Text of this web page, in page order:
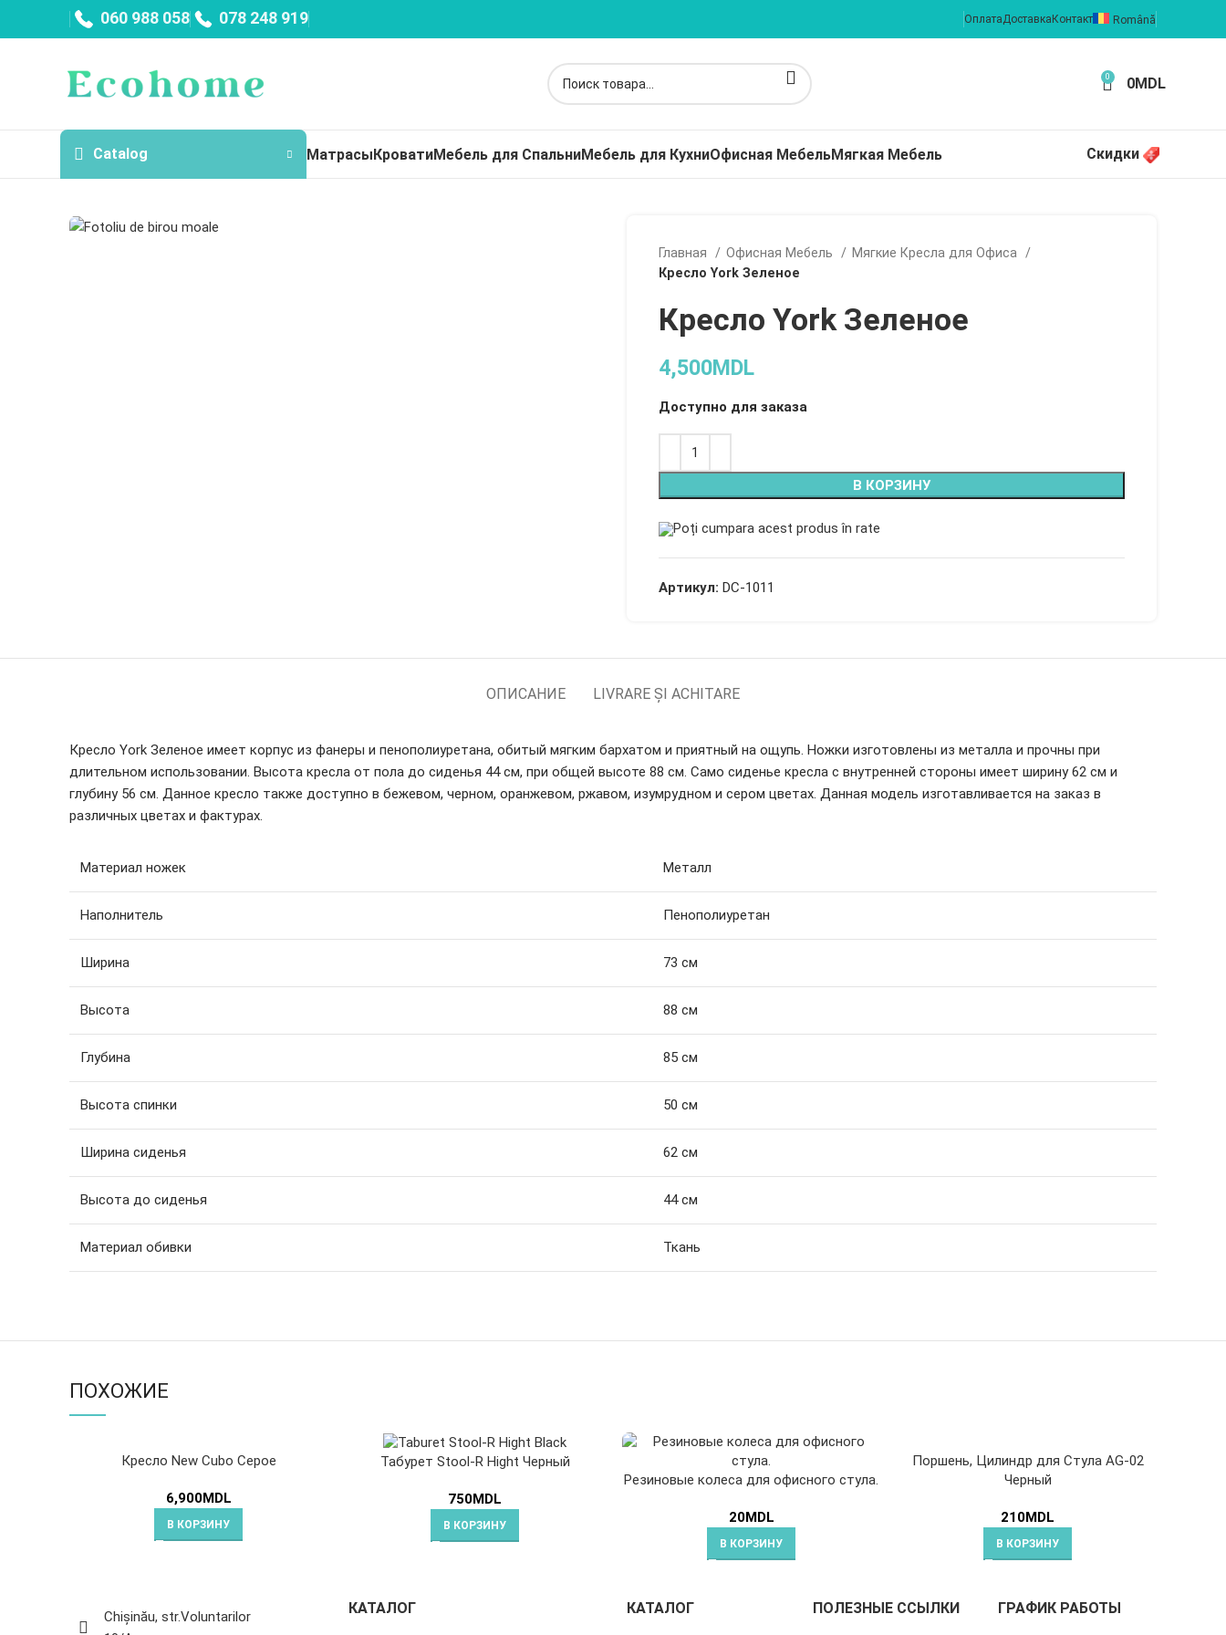
060 988 058 078 248 919 ОплатаДоставка Контакт Română
0 0MDL
Catalog МатрасыКроватиМебель для СпальниМебель для КухниОфисная МебельМягкая Мебель Скидки
Главная Офисная Мебель
Мягкие Кресла для Офиса
Кресло York Зеленое
Кресло York Зеленое
4,500MDL
Доступно для заказа
В КОРЗИНУ
Poți cumpara acest produs în rate
Артикул: DC-1011
ОПИСАНИЕ LIVRARE ȘI ACHITARE
Кресло York Зеленое имеет корпус из фанеры и пенополиуретана, обитый мягким бархатом и приятный на ощупь. Ножки изготовлены из металла и прочны при
длительном использовании. Высота кресла от пола до сиденья 44 см, при общей высоте 88 см. Само сиденье кресла с внутренней стороны имеет ширину 62 см и
глубину 56 см. Данное кресло также доступно в бежевом, черном, оранжевом, ржавом, изумрудном и сером цветах. Данная модель изготавливается на заказ в
различных цветах и ​​фактурах.
Материал ножек Металл
Наполнитель Пенополиуретан
Ширина 73 см
Высота 88 см
Глубина 85 см
Высота спинки 50 см
Ширина сиденья 62 см
Высота до сиденья 44 см
Материал обивки Ткань
ПОХОЖИЕ
Кресло New Cubo Серое
6,900MDL
В КОРЗИНУ
Табурет Stool-R Hight Черный
750MDL
В КОРЗИНУ
Резиновые колеса для офисного стула.
20MDL
В КОРЗИНУ
Поршень, Цилиндр для Стула AG-02
Черный
210MDL
В КОРЗИНУ
Chișinău, str.Voluntarilor
КАТАЛОГ КАТАЛОГ ПОЛЕЗНЫЕ ССЫЛКИ ГРАФИК РАБОТЫ